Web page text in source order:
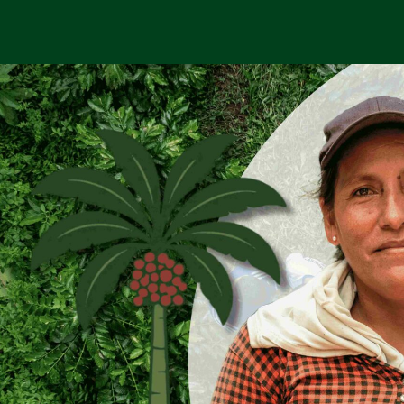
Sign in Sign up
Sign in
Don’t have an account?Sign up